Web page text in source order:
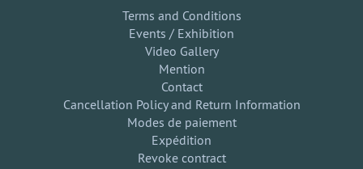
Terms and Conditions
Events / Exhibition
Video Gallery
Mention
Contact
Cancellation Policy and Return Information
Modes de paiement
Expédition
Revoke contract